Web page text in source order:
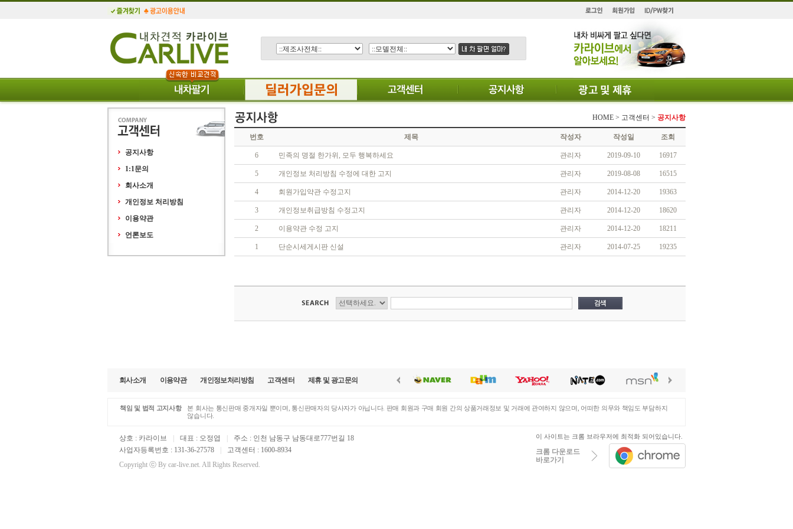
공지사항
1:1문의
회사소개
개인정보 처리방침
이용약관
언론보도
HOME > 고객센터 > 공지사항
번호 제목 작성자 작성일 조회
6 민족의 명절 한가위, 모두 행복하세요 관리자 2019-09-10 16917
5 개인정보 처리방침 수정에 대한 고지 관리자 2019-08-08 16515
4 회원가입약관 수정고지 관리자 2014-12-20 19363
3 개인정보취급방침 수정고지 관리자 2014-12-20 18620
2 이용약관 수정 고지 관리자 2014-12-20 18211
1 단순시세게시판 신설 관리자 2014-07-25 19235
회사소개 이용약관 개인정보처리방침 고객센터 제휴 및 광고문의
책임 및 법적 고지사항
본 회사는 통신판매 중개자일 뿐이며, 통신판매자의 당사자가 아닙니다. 판매 회원과 구매 회원 간의 상품거래정보 및 거래에 관여하지 않으며, 어떠한 의무와 책임도 부담하지
않습니다.
상호 : 카라이브 대표 : 오정엽
주소 : 인천 남동구 남동대로777번길 18
사업자등록번호 : 131-36-27578
고객센터 : 1600-8934
Copyright ⓒ By car-live.net. All Rights Reserved.
이 사이트는 크롬 브라우저에 최적화 되어있습니다.
크롬 다운로드
바로가기